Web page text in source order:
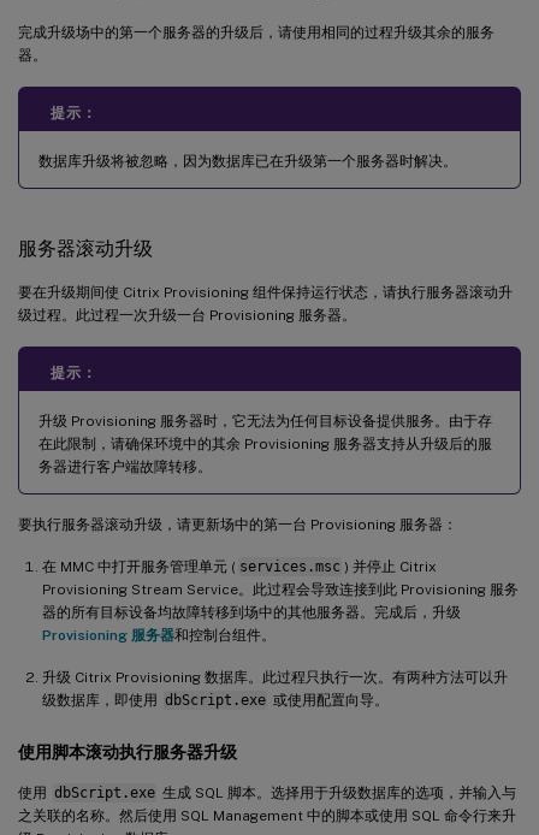
完成升级场中的第一个服务器的升级后，请使用相同的过程升级其余的服务
器。
提示：
数据库升级将被忽略，因为数据库已在升级第一个服务器时解决。
服务器滚动升级
要在升级期间使 Citrix Provisioning 组件保持运行状态，请执行服务器滚动升
级过程。此过程一次升级一台 Provisioning 服务器。
提示：
升级 Provisioning 服务器时，它无法为任何目标设备提供服务。由于存
在此限制，请确保环境中的其余 Provisioning 服务器支持从升级后的服
务器进行客户端故障转移。
要执行服务器滚动升级，请更新场中的第一台 Provisioning 服务器：
在 MMC 中打开服务管理单元 ( services.msc ) 并停止 Citrix
Provisioning Stream Service。此过程会导致连接到此 Provisioning 服务
器的所有目标设备均故障转移到场中的其他服务器。完成后，升级
Provisioning 服务器和控制台组件。
升级 Citrix Provisioning 数据库。此过程只执行一次。有两种方法可以升
级数据库，即使用 dbScript.exe 或使用配置向导。
使用脚本滚动执行服务器升级
使用 dbScript.exe 生成 SQL 脚本。选择用于升级数据库的选项，并输入与
之关联的名称。然后使用 SQL Management 中的脚本或使用 SQL 命令行来升